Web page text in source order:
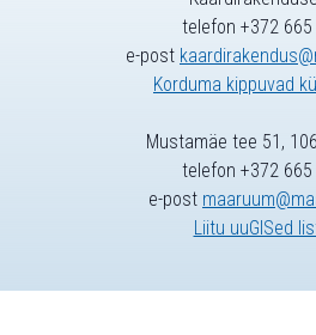
telefon +372 665
e-post
Korduma kippuvad
Mustamäe tee 51,
telefon +372 665
e-post
Liitu uuGISed